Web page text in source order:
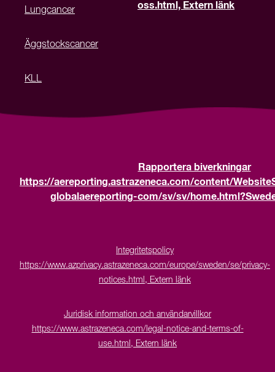
Lungcancer
Äggstockscancer
KLL
oss.html, Extern länk
Rapportera biverkningar
https://aereporting.astrazeneca.com/content/
globalaereporting-com/sv/sv/
Integritetspolicy
https://www.azprivacy.astrazeneca.com/europe/sweden/se/privacy-
notices.html, Extern länk
Juridisk information och användarvillkor
https://www.astrazeneca.com/legal-notice-and-terms-of-
use.html, Extern länk